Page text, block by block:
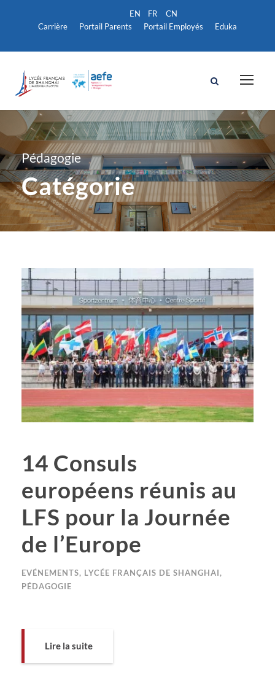
Carrière Portail Parents Portail Employés Eduka
Pédagogie
Catégorie
14 Consuls
européens réunis au
LFS pour la Journée
de l’Europe
EVÉNEMENTS, LYCÉE FRANÇAIS DE SHANGHAI,
PÉDAGOGIE
Lire la suite